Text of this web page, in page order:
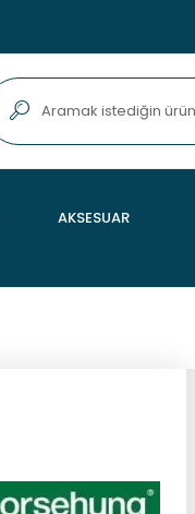
AKSESUAR